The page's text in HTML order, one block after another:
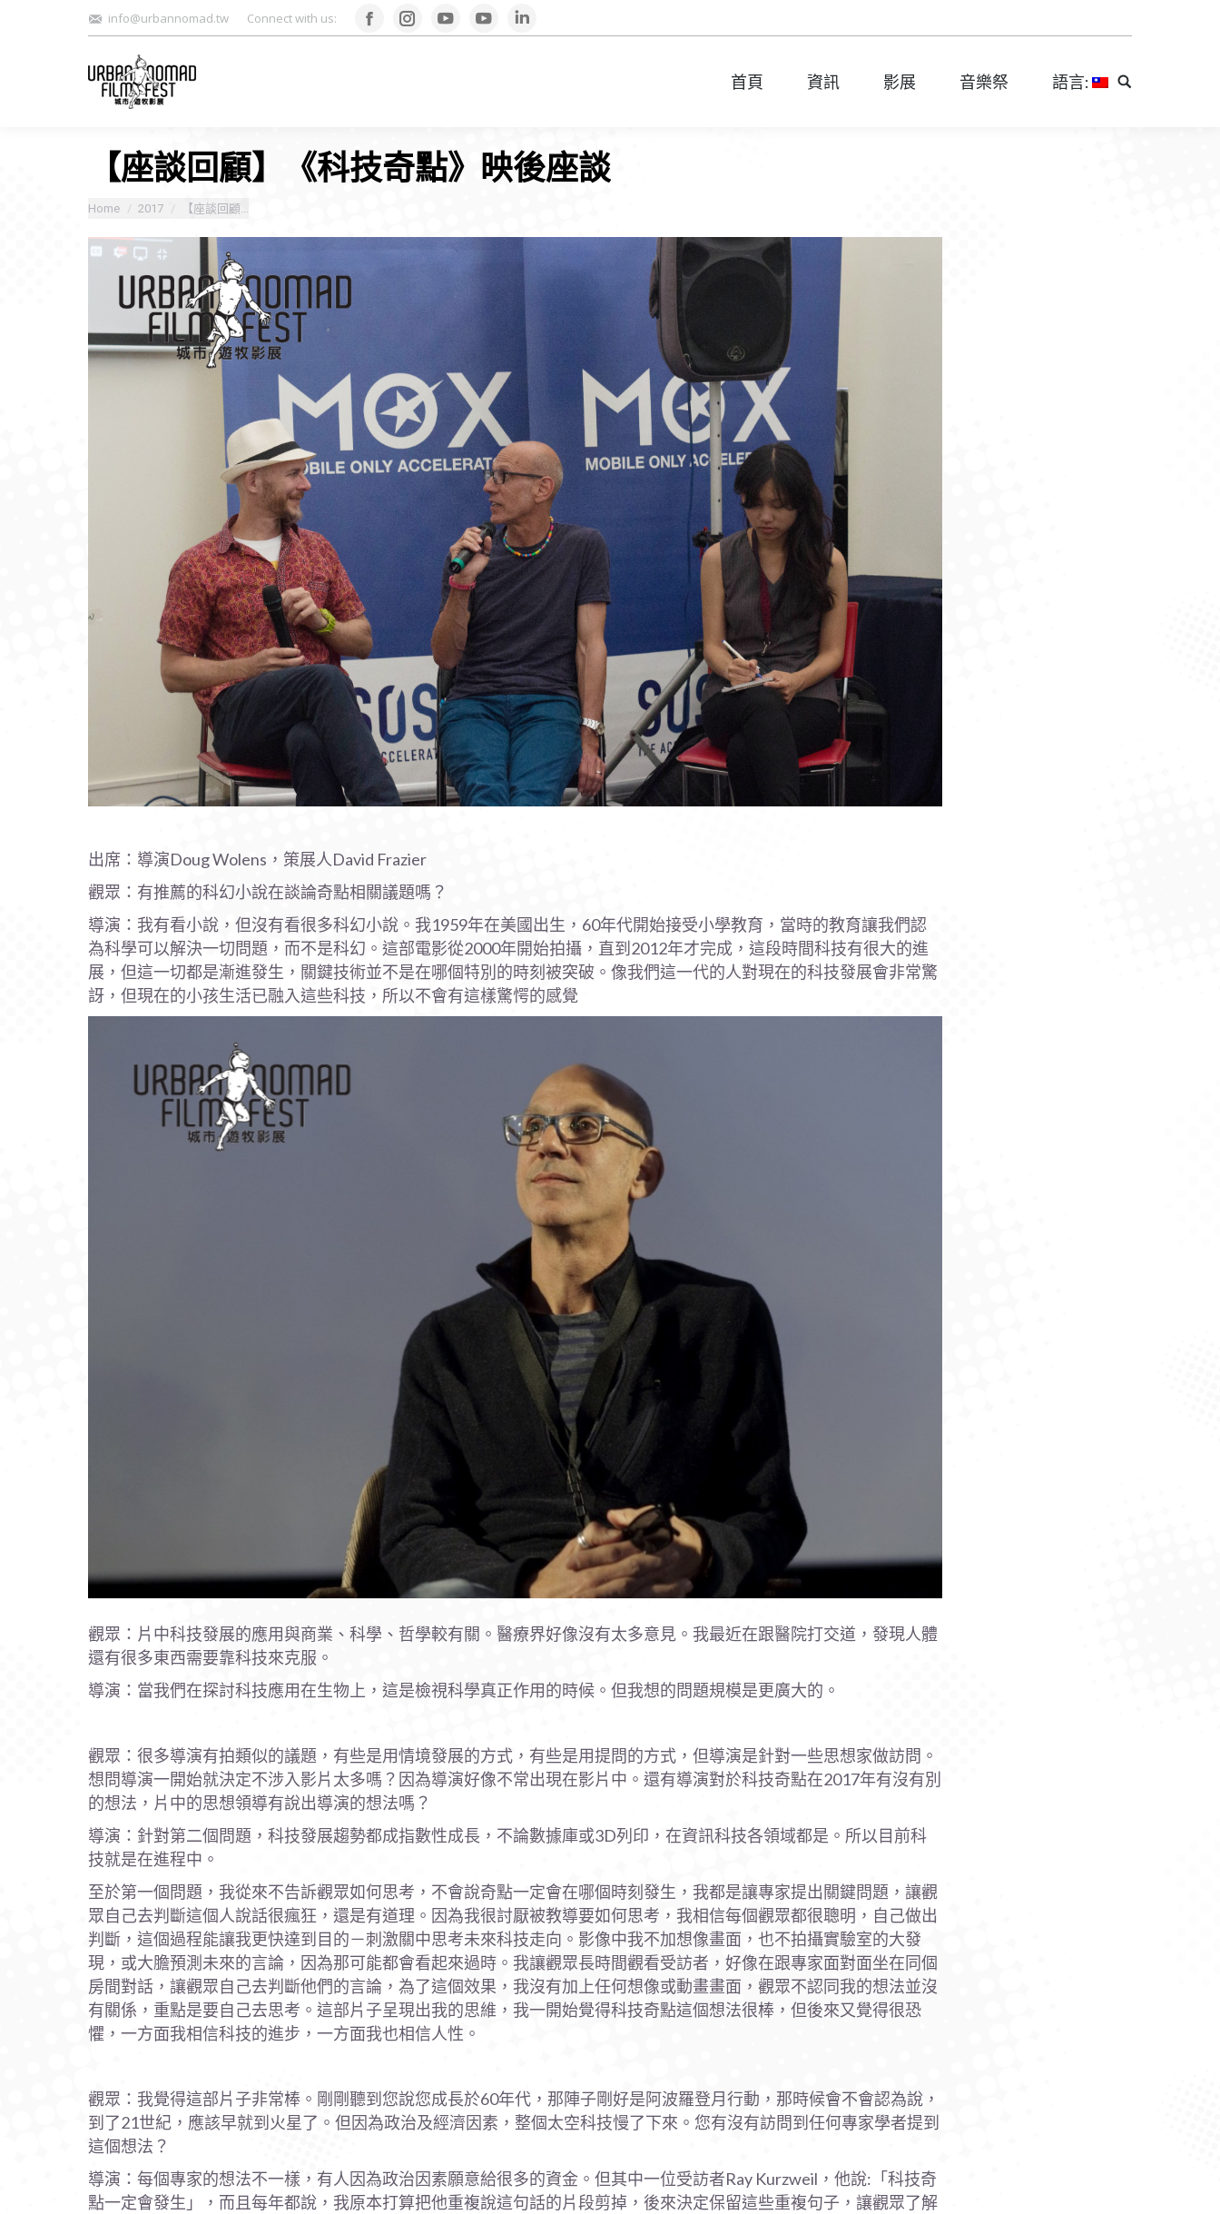
info@urbannomad.tw Connect with us: FacebookInstagram
YouTubeYouTubeLinkedin
首頁 資訊 影展 音樂祭 語言: Search:
【座談回顧】《科技奇點》映後座談
You are here:
Home 2017 【座談回顧…
出席：導演Doug Wolens，策展人David Frazier
觀眾：有推薦的科幻小說在談論奇點相關議題嗎？
導演：我有看小說，但沒有看很多科幻小說。我1959年在美國出生，60年代開始接受小學教育，當時的教育讓我們認
為科學可以解決一切問題，而不是科幻。這部電影從2000年開始拍攝，直到2012年才完成，這段時間科技有很大的進
展，但這一切都是漸進發生，關鍵技術並不是在哪個特別的時刻被突破。像我們這一代的人對現在的科技發展會非常驚
訝，但現在的小孩生活已融入這些科技，所以不會有這樣驚愕的感覺
觀眾：片中科技發展的應用與商業、科學、哲學較有關。醫療界好像沒有太多意見。我最近在跟醫院打交道，發現人體
還有很多東西需要靠科技來克服。
導演：當我們在探討科技應用在生物上，這是檢視科學真正作用的時候。但我想的問題規模是更廣大的。
觀眾：很多導演有拍類似的議題，有些是用情境發展的方式，有些是用提問的方式，但導演是針對一些思想家做訪問。
想問導演一開始就決定不涉入影片太多嗎？因為導演好像不常出現在影片中。還有導演對於科技奇點在2017年有沒有別
的想法，片中的思想領導有說出導演的想法嗎？
導演：針對第二個問題，科技發展趨勢都成指數性成長，不論數據庫或3D列印，在資訊科技各領域都是。所以目前科
技就是在進程中。
至於第一個問題，我從來不告訴觀眾如何思考，不會說奇點一定會在哪個時刻發生，我都是讓專家提出關鍵問題，讓觀
眾自己去判斷這個人說話很瘋狂，還是有道理。因為我很討厭被教導要如何思考，我相信每個觀眾都很聰明，自己做出
判斷，這個過程能讓我更快達到目的－刺激關中思考未來科技走向。影像中我不加想像畫面，也不拍攝實驗室的大發
現，或大膽預測未來的言論，因為那可能都會看起來過時。我讓觀眾長時間觀看受訪者，好像在跟專家面對面坐在同個
房間對話，讓觀眾自己去判斷他們的言論，為了這個效果，我沒有加上任何想像或動畫畫面，觀眾不認同我的想法並沒
有關係，重點是要自己去思考。這部片子呈現出我的思維，我一開始覺得科技奇點這個想法很棒，但後來又覺得很恐
懼，一方面我相信科技的進步，一方面我也相信人性。
觀眾：我覺得這部片子非常棒。剛剛聽到您說您成長於60年代，那陣子剛好是阿波羅登月行動，那時候會不會認為說，
到了21世紀，應該早就到火星了。但因為政治及經濟因素，整個太空科技慢了下來。您有沒有訪問到任何專家學者提到
這個想法？
導演：每個專家的想法不一樣，有人因為政治因素願意給很多的資金。但其中一位受訪者Ray Kurzweil，他說:「科技奇
點一定會發生」，而且每年都說，我原本打算把他重複說這句話的片段剪掉，後來決定保留這些重複句子，讓觀眾了解
首頁 資訊 影展 音樂祭 語言: Search: